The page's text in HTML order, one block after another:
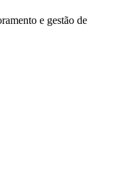
e gestão de